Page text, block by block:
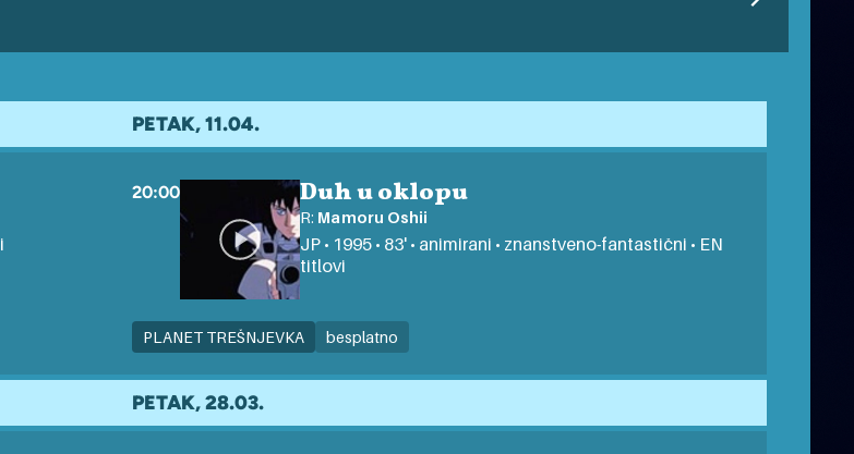
PETAK, 11.04.
20:00 Duh u oklopu
R: Mamoru Oshii
JP • 1995 • 83' • animirani • znanstveno-fantastični • EN
titlovi
PLANET TREŠNJEVKA besplatno
PETAK, 28.03.